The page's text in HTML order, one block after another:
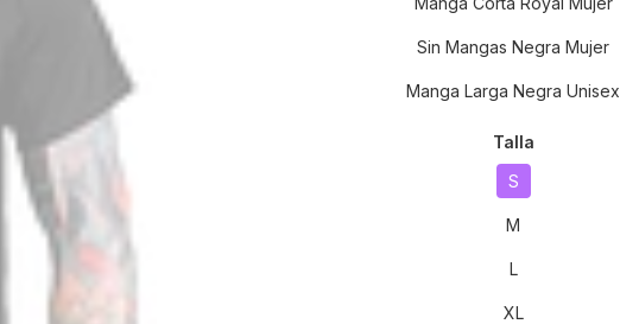
Sin Mangas Negra Mujer
Manga Larga Negra Unisex
Talla
S
M
L
XL